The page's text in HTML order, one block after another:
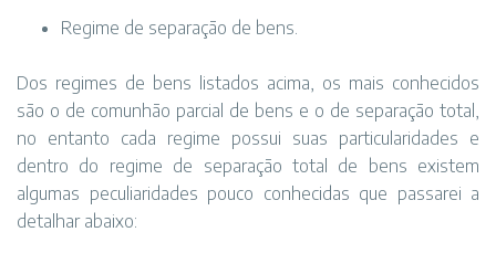
Regime de separação de bens.
Dos regimes de bens listados acima, os mais conhecidos
são o de comunhão parcial de bens e o de separação total,
no entanto cada regime possui suas particularidades e
dentro do regime de separação total de bens existem
algumas peculiaridades pouco conhecidas que passarei a
detalhar abaixo: